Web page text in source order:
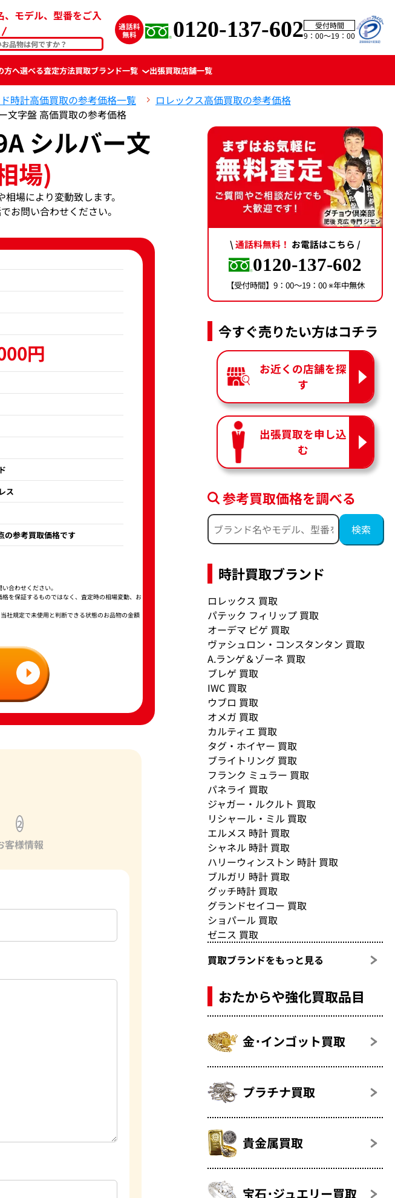
、モデル、型番をご入
0120-137-602
受付時間
9：00〜19：00
方へ選べる査定方法買取ブランド一覧 出張買取店舗一覧
時計高価買取の参考価格一覧
ロレックス高価買取の参考価格
文字盤 高価買取の参考価格
シルバー文
場)
場により変動致します。
お問い合わせください。
円
ス
参考買取価格です
合わせください。
を保証するものではなく、査定時の相場変動、お
社規定で未使用と判断できる状態のお品物の金額
2
客様情報
\通話料無料！ お電話はこちら /
0120-137-602
【受付時間】9：00〜19：00 ※年中無休
今すぐ売りたい方はコチラ
お近くの店舗を探
す
出張買取を申し込
む
参考買取価格を調べる
時計買取ブランド
ロレックス 買取
パテック フィリップ 買取
オーデマ ピゲ 買取
ヴァシュロン・コンスタンタン 買取
A.ランゲ＆ゾーネ 買取
ブレゲ 買取
IWC 買取
ウブロ 買取
オメガ 買取
カルティエ 買取
タグ・ホイヤー 買取
ブライトリング 買取
フランク ミュラー 買取
パネライ 買取
ジャガー・ルクルト 買取
リシャール・ミル 買取
エルメス 時計 買取
シャネル 時計 買取
ハリーウィンストン 時計 買取
ブルガリ 時計 買取
グッチ時計 買取
グランドセイコー 買取
ショパール 買取
ゼニス 買取
買取ブランドをもっと見る
おたからや強化買取品目
金･インゴット買取
プラチナ買取
貴金属買取
宝石･ジュエリー買取